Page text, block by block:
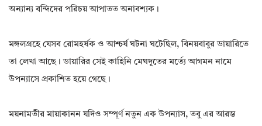
অন্যান্য বন্দিদের পরিচয় আপাতত অনাবশ্যক।
মঙ্গলগ্রহে যেসব রোমহর্ষক ও আশ্চর্য ঘটনা ঘটেছিল, বিনয়বাবুর ডায়ারিতে
তা লেখা আছে। ডায়ারির সেই কাহিনি মেঘদূতের মর্ত্যে আগমন নামে
উপন্যাসে প্রকাশিত হয়ে গেছে।
ময়নামতীর মায়াকানন যদিও সম্পূর্ণ নতুন এক উপন্যাস, তবু এর আরম্ভ